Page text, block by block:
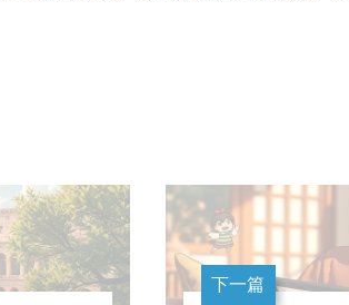
下一篇